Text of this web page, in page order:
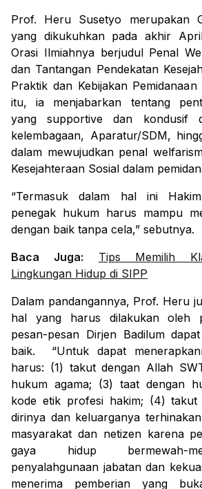
Prof. Heru Susetyo merupakan
yang dikukuhkan pada akhir
Orasi Ilmiahnya berjudul Penal
dan Tantangan Pendekatan
Praktik dan Kebijakan
itu, ia menjabarkan tentang
yangsupportive dan kondusif
kelembagaan, Aparatur/SDM,
dalam mewujudkan penal
Kesejahteraan Sosial dalam
“Termasuk dalam hal ini
penegak hukum harus mampu
dengan baik tanpa cela,” sebutnya.
Baca Juga:
Tips Memilih
Lingkungan Hidup di SIPP
Dalam pandangannya, Prof. Heru
hal yang harus dilakukan oleh
pesan-pesan Dirjen Badilum
baik.
“Untuk dapat
harus: (1) takut dengan Allah
hukum agama; (3) taat dengan
kode etik profesi hakim; (4) takut
dirinya dan keluarganya
masyarakat dan netizen karena
gaya hidup bermewah-
penyalahgunaan jabatan dan
menerima pemberian yang